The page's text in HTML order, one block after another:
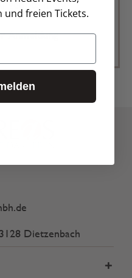
mehr
Anmeldung
Dietzenbach
und freien Tickets.